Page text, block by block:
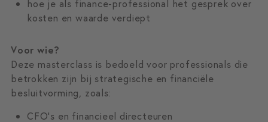
hoe je als finance-professional het gesprek over
kosten en waarde verdiept
Voor wie?
Deze masterclass is bedoeld voor professionals die
betrokken zijn bij strategische en financiële
besluitvorming, zoals:
CFO’s en financieel directeuren